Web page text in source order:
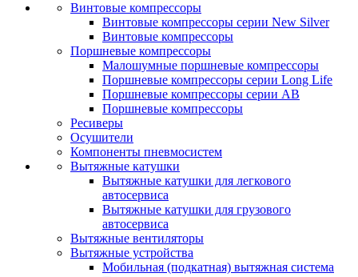
Винтовые компрессоры
Винтовые компрессоры серии New Silver
Винтовые компрессоры
Поршневые компрессоры
Малошумные поршневые компрессоры
Поршневые компрессоры серии Long Life
Поршневые компрессоры серии AB
Поршневые компрессоры
Ресиверы
Осушители
Компоненты пневмосистем
Вытяжные катушки
Вытяжные катушки для легкового
автосервиса
Вытяжные катушки для грузового
автосервиса
Вытяжные вентиляторы
Вытяжные устройства
Мобильная (подкатная) вытяжная система